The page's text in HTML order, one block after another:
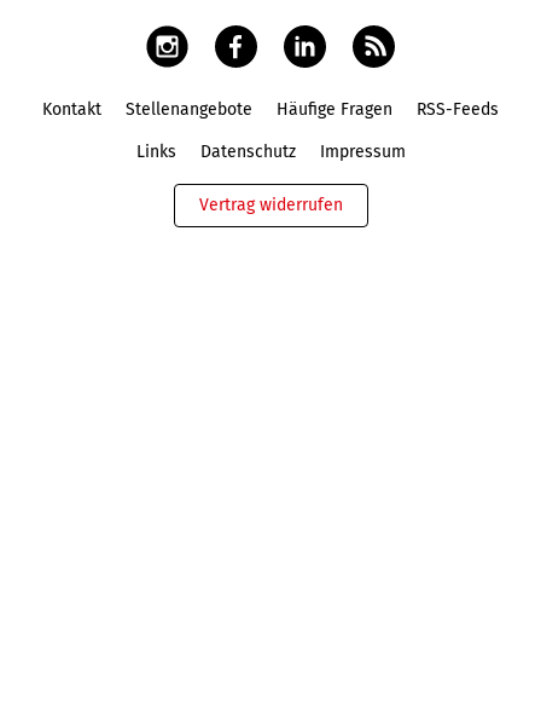
Kontakt Stellenangebote Häufige Fragen RSS-Feeds
Links Datenschutz Impressum
Vertrag widerrufen